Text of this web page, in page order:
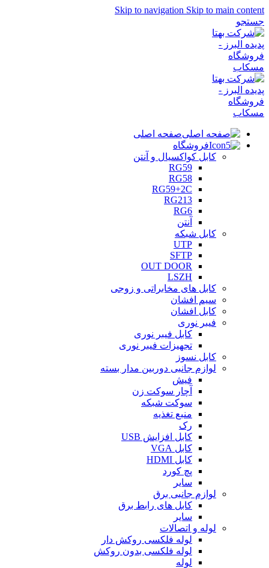
Skip to navigation Skip to main content
جستجو
صفحه اصلی
فروشگاه
کابل کواکسیال و آنتن
RG59
RG58
RG59+2C
RG213
RG6
آنتن
کابل شبکه
UTP
SFTP
OUT DOOR
LSZH
کابل های مخابراتی و زوجی
سیم افشان
کابل افشان
فیبر نوری
کابل فیبر نوری
تجهیزات فیبر نوری
کابل نسوز
لوازم جانبی دوربین مدار بسته
فیش
آچار سوکت زن
سوکت شبکه
منبع تغذیه
رک
کابل افزایش USB
کابل VGA
کابل HDMI
پچ کورد
سایر
لوازم جانبی برق
کابل های رابط برق
سایر
لوله و اتصالات
لوله فلکسی روکش دار
لوله فلکسی بدون روکش
لوله